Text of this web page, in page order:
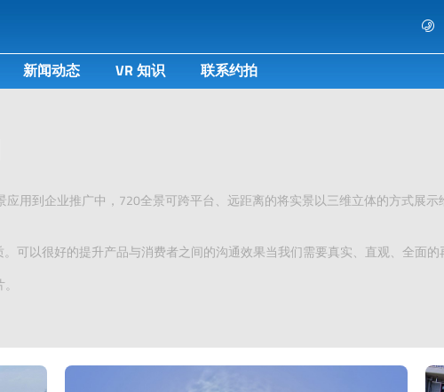
新闻动态 VR 知识 联系约拍
应用到企业推广中，720全景可跨平台、远距离的将实景以三维立体的方式展
可以很好的提升产品与消费者之间的沟通效果当我们需要真实、直观、全面的